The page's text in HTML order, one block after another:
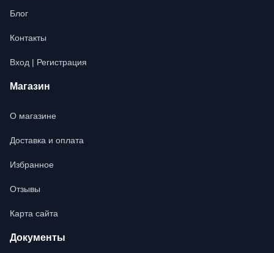
Блог
Контакты
Вход | Регистрация
Магазин
О магазине
Доставка и оплата
Избранное
Отзывы
Карта сайта
Документы